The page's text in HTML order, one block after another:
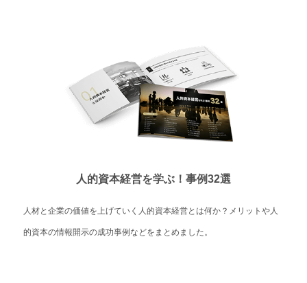
人的資本経営を学ぶ！事例32選
人材と企業の価値を上げていく人的資本経営とは何か？メリットや人
的資本の情報開示の成功事例などをまとめました。